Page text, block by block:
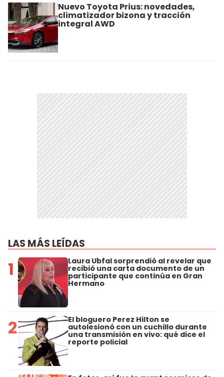
Nuevo Toyota Prius: novedades,
climatizador bizona y tracción
integral AWD
LAS MÁS LEÍDAS
1 Laura Ubfal sorprendió al revelar que
recibió una carta documento de un
participante que continúa en Gran
Hermano
2 El bloguero Perez Hilton se
autolesionó con un cuchillo durante
una transmisión en vivo: qué dice el
reporte policial